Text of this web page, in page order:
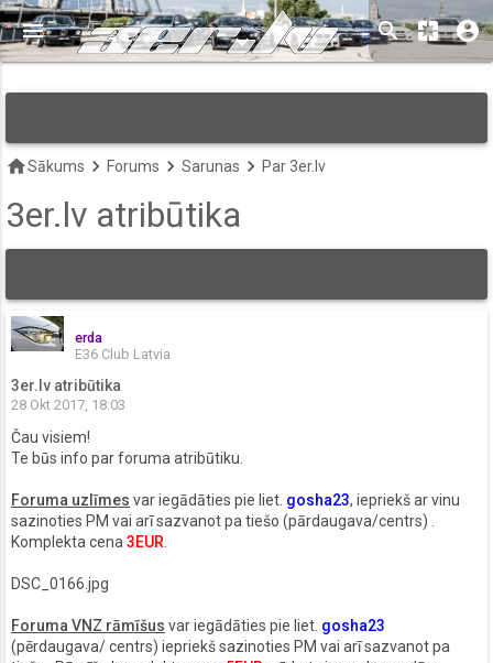
keyboard_arrow_down
menu search pages account_circle
homeSākums keyboard_arrow_right Forums keyboard_arrow_right Sarunas keyboard_arrow_right Par 3er.lv
3er.lv atribūtika
erda
E36 Club Latvia
3er.lv atribūtika
28 Okt 2017, 18:03
Čau visiem!
Te būs info par foruma atribūtiku.
Foruma uzlīmes var iegādāties pie liet. gosha23, iepriekš ar vinu
sazinoties PM vai arī sazvanot pa tiešo (pārdaugava/centrs) .
Komplekta cena 3EUR
DSC_0166.jpg
Foruma VNZ rāmīšus var iegādāties pie liet. gosha23
(pērdaugava/ centrs) iepriekš sazinoties PM vai arī sazvanot pa